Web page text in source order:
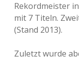
Rekordmeister
mit 7 Titeln.
(Stand 2013).
Zuletzt wurde